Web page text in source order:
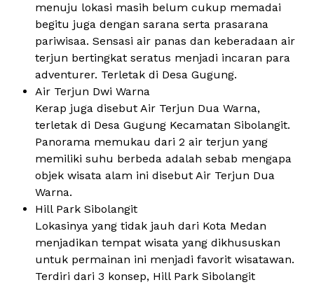
menuju lokasi masih belum cukup memadai
begitu juga dengan sarana serta prasarana
pariwisaa. Sensasi air panas dan keberadaan air
terjun bertingkat seratus menjadi incaran para
adventurer. Terletak di Desa Gugung.
Air Terjun Dwi Warna
Kerap juga disebut Air Terjun Dua Warna,
terletak di Desa Gugung Kecamatan Sibolangit.
Panorama memukau dari 2 air terjun yang
memiliki suhu berbeda adalah sebab mengapa
objek wisata alam ini disebut Air Terjun Dua
Warna.
Hill Park Sibolangit
Lokasinya yang tidak jauh dari Kota Medan
menjadikan tempat wisata yang dikhususkan
untuk permainan ini menjadi favorit wisatawan.
Terdiri dari 3 konsep, Hill Park Sibolangit